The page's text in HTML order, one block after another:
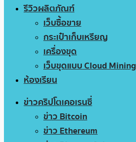
รีวิวผลิตภัณฑ์
เว็บซื้อขาย
กระเป๋าเก็บเหรียญ
เครื่องขุด
เว็บขุดแบบ Cloud Mining
ห้องเรียน
ข่าวคริปโตเคอเรนซี่
ข่าว Bitcoin
ข่าว Ethereum